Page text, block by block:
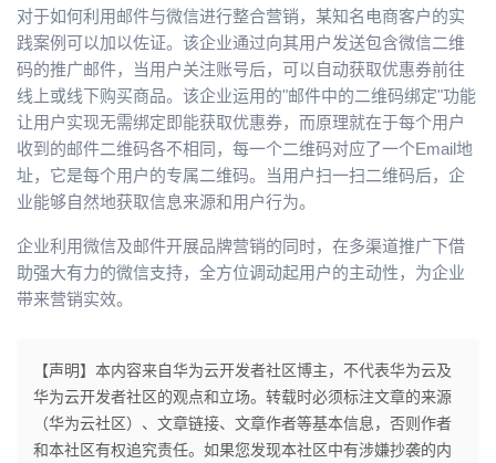
验
收
藏
议
对于如何利用邮件与微信进行整合营销，某知名电商客户的实
践案例可以加以佐证。该企业通过向其用户发送包含微信二维
码的推广邮件，当用户关注账号后，可以自动获取优惠券前往
线上或线下购买商品。该企业运用的"邮件中的二维码绑定"功能
让用户实现无需绑定即能获取优惠券，而原理就在于每个用户
收到的邮件二维码各不相同，每一个二维码对应了一个Email地
址，它是每个用户的专属二维码。当用户扫一扫二维码后，企
业能够自然地获取信息来源和用户行为。
企业利用微信及邮件开展品牌营销的同时，在多渠道推广下借
助强大有力的微信支持，全方位调动起用户的主动性，为企业
带来营销实效。
【声明】本内容来自华为云开发者社区博主，不代表华为云及
华为云开发者社区的观点和立场。转载时必须标注文章的来源
（华为云社区）、文章链接、文章作者等基本信息，否则作者
和本社区有权追究责任。如果您发现本社区中有涉嫌抄袭的内